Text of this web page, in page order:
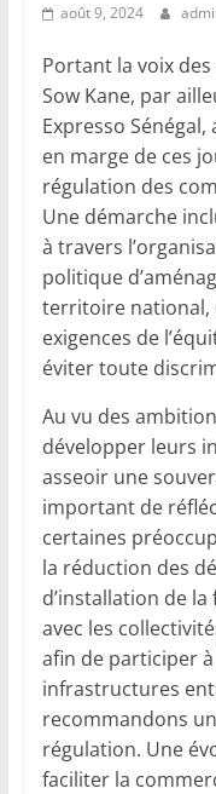
août 9, 2024
Portant la voix
Sow Kane, par
Expresso
en marge de ces
régulation des
Une démarche
à travers
politique
territoire national,
exigences de
éviter toute
Au vu des
développer leurs
asseoir une
important de
certaines
la réduction des
d’installation de la
avec les
afin de participer
infrastructures
recommandons
régulation. Une
faciliter la